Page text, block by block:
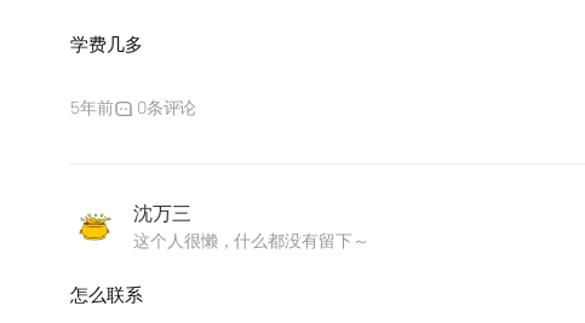
学费几多
5年前 0条评论
沈万三
这个人很懒，什么都没有留下～
怎么联系